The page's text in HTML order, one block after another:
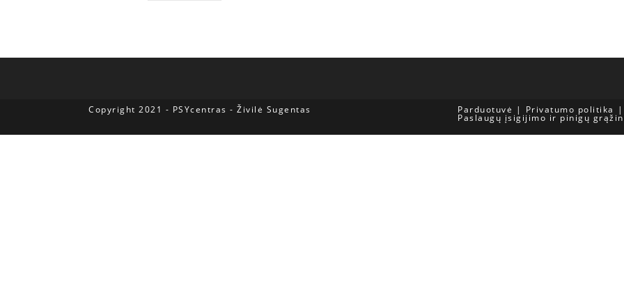
Parduotuvė Privatumo politika
Paslaugų įsigijimo ir pinigų
Copyright 2021 - PSYcentras - Živilė Sugentas